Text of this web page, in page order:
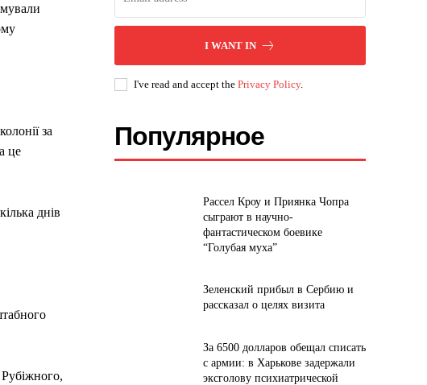
за
це
днів
I WANT IN
I've read and accept thePrivacy Policy.
Популярное
Рассел Кроу и Приянка Чопра
сыграют в научно-
фантастическом боевике
“Голубая муха”
Зеленский прибыл в Сербию и
рассказал о целях визита
За 6500 долларов обещал списать
с армии: в Харькове задержали
эксголову психиатрической